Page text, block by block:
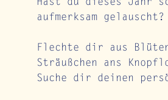
Hast du dieses Jahr
aufmerksam gelauscht?
Flechte dir aus
Sträußchen ans
Suche dir deinen